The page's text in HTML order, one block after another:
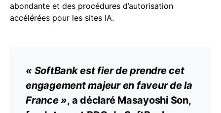
abondante et des procédures d’autorisation
accélérées pour les sites IA.
« SoftBank est fier de prendre cet
engagement majeur en faveur de la
France », a déclaré Masayoshi Son,